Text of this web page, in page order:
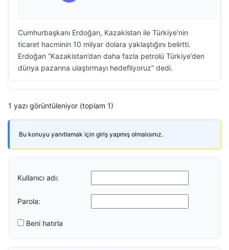
Cumhurbaşkanı Erdoğan, Kazakistan ile Türkiye’nin
ticaret hacminin 10 milyar dolara yaklaştığını belirtti.
Erdoğan “Kazakistan’dan daha fazla petrolü Türkiye’den
dünya pazarına ulaştırmayı hedefliyoruz” dedi.
1 yazı görüntüleniyor (toplam 1)
Bu konuyu yanıtlamak için giriş yapmış olmalısınız.
Kullanıcı adı:
Parola:
Beni hatırla